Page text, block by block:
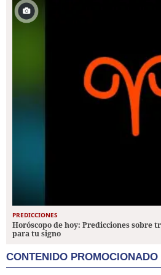
PREDICCIONES
Horóscopo de hoy: Predicciones sobre
para tu signo
CONTENIDO PROMOCIONADO